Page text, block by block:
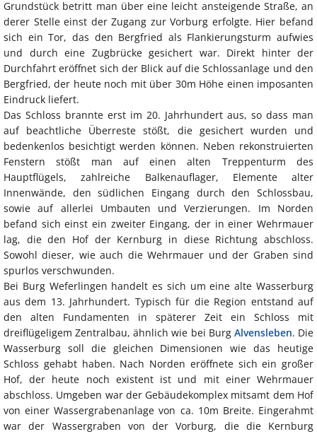
Grundstück betritt man über eine leicht ansteigende Straße, an
derer Stelle einst der Zugang zur Vorburg erfolgte. Hier befand
sich ein Tor, das den Bergfried als Flankierungsturm aufwies
und durch eine Zugbrücke gesichert war. Direkt hinter der
Durchfahrt eröffnet sich der Blick auf die Schlossanlage und den
Bergfried, der heute noch mit über 30m Höhe einen imposanten
Eindruck liefert.
Das Schloss brannte erst im 20. Jahrhundert aus, so dass man
auf beachtliche Überreste stößt, die gesichert wurden und
bedenkenlos besichtigt werden können. Neben rekonstruierten
Fenstern stößt man auf einen alten Treppenturm des
Hauptflügels, zahlreiche Balkenauflager, Elemente alter
Innenwände, den südlichen Eingang durch den Schlossbau,
sowie auf allerlei Umbauten und Verzierungen. Im Norden
befand sich einst ein zweiter Eingang, der in einer Wehrmauer
lag, die den Hof der Kernburg in diese Richtung abschloss.
Sowohl dieser, wie auch die Wehrmauer und der Graben sind
spurlos verschwunden.
Bei Burg Weferlingen handelt es sich um eine alte Wasserburg
aus dem 13. Jahrhundert. Typisch für die Region entstand auf
den alten Fundamenten in späterer Zeit ein Schloss mit
dreiflügeligem Zentralbau, ähnlich wie bei Burg Alvensleben. Die
Wasserburg soll die gleichen Dimensionen wie das heutige
Schloss gehabt haben. Nach Norden eröffnete sich ein großer
Hof, der heute noch existent ist und mit einer Wehrmauer
abschloss. Umgeben war der Gebäudekomplex mitsamt dem Hof
von einer Wassergrabenanlage von ca. 10m Breite. Eingerahmt
war der Wassergraben von der Vorburg, die die Kernburg